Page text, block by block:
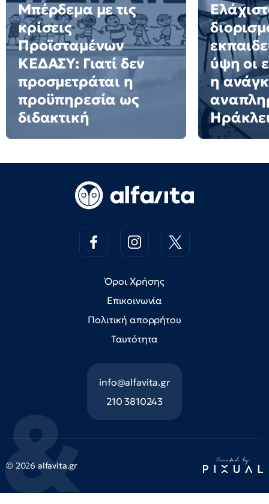
Μπέρδεμα με τις
κρίσεις
Προϊσταμένων
ΚΕΔΑΣΥ: Γιατί δεν
προσμετράται η
προϋπηρεσία ως
διδακτική
ύψη οι
η
Όροι Χρήσης
Επικοινωνία
Πολιτική απορρήτου
Ταυτότητα
info@alfavita.gr
210 3810243
© 2026 alfavita.gr